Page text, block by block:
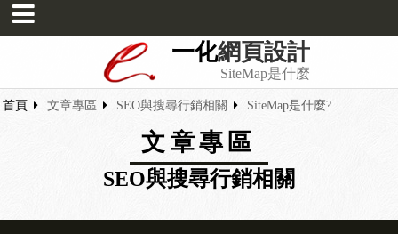
一化網頁設計
SiteMap是什麼
首頁 文章專區 SEO與搜尋行銷相關 SiteMap是什麼?
文章專區
SEO與搜尋行銷相關